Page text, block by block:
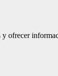
ofrecer